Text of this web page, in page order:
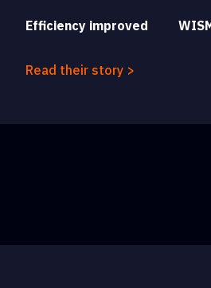
Efficiency improved
Read their story >